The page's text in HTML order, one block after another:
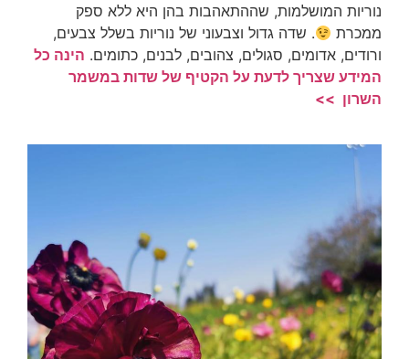
נוריות המושלמות, שההתאהבות בהן היא ללא ספק
ממכרת
. שדה גדול וצבעוני של נוריות בשלל צבעים,
ורודים, אדומים, סגולים, צהובים, לבנים, כתומים. הינה כל
המידע שצריך לדעת על הקטיף של שדות במשמר
השרון >>